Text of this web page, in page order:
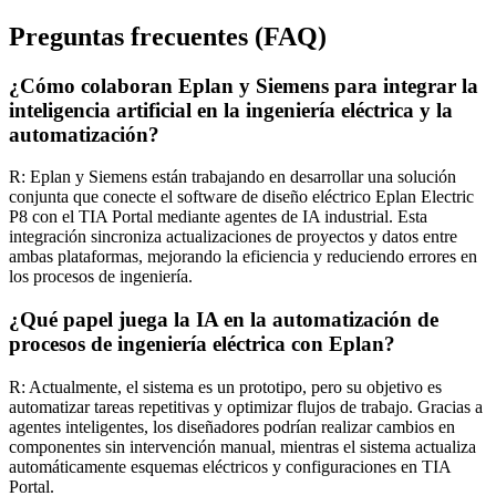
Preguntas frecuentes (FAQ)
¿Cómo colaboran Eplan y Siemens para integrar la
inteligencia artificial en la ingeniería eléctrica y la
automatización?
R: Eplan y Siemens están trabajando en desarrollar una solución
conjunta que conecte el software de diseño eléctrico Eplan Electric
P8 con el TIA Portal mediante agentes de IA industrial. Esta
integración sincroniza actualizaciones de proyectos y datos entre
ambas plataformas, mejorando la eficiencia y reduciendo errores en
los procesos de ingeniería.
¿Qué papel juega la IA en la automatización de
procesos de ingeniería eléctrica con Eplan?
R: Actualmente, el sistema es un prototipo, pero su objetivo es
automatizar tareas repetitivas y optimizar flujos de trabajo. Gracias a
agentes inteligentes, los diseñadores podrían realizar cambios en
componentes sin intervención manual, mientras el sistema actualiza
automáticamente esquemas eléctricos y configuraciones en TIA
Portal.